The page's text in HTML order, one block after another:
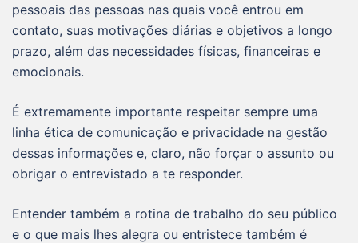
pessoais das pessoas nas quais você entrou em
contato, suas motivações diárias e objetivos a longo
prazo, além das necessidades físicas, financeiras e
emocionais.
É extremamente importante respeitar sempre uma
linha ética de comunicação e privacidade na gestão
dessas informações e, claro, não forçar o assunto ou
obrigar o entrevistado a te responder.
Entender também a rotina de trabalho do seu público
e o que mais lhes alegra ou entristece também é